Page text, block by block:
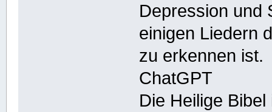
Depression und
einigen Liedern
zu erkennen ist.
ChatGPT
Die Heilige